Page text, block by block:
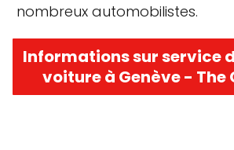
nombreux automobilistes.
Informations sur service
voiture à Genève - The